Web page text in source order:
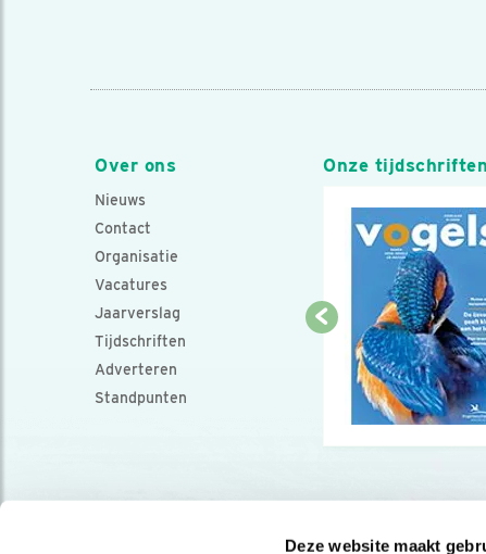
Deze website maakt
Over ons
Nieuws
Contact
Organisatie
Vacatures
Jaarverslag
Tijdschriften
Adverteren
Standpunten
Onze tijdschriften